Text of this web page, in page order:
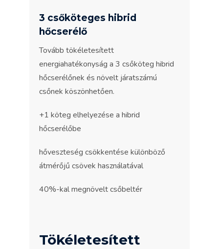
3 csőköteges hibrid
hőcserélő
Tovább tökéletesített
energiahatékonyság a 3 csőköteg hibrid
hőcserélőnek és növelt járatszámú
csőnek köszönhetően.
+1 köteg elhelyezése a hibrid
hőcserélőbe
hőveszteség csökkentése különböző
átmérőjű csövek használatával
40%-kal megnövelt csőbeltér
Tökéletesített